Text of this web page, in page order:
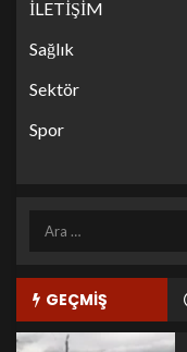
İLETİŞİM
Sağlık
Sektör
Spor
GEÇMİŞ